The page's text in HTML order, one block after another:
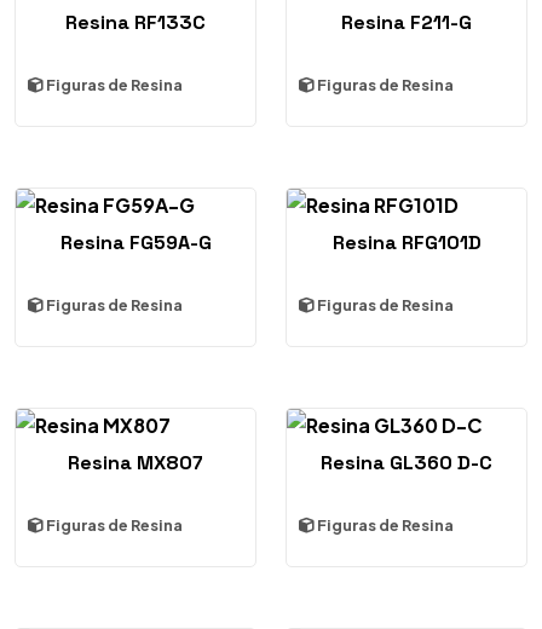
Resina RF133C
Figuras de Resina
Resina F211-G
Figuras de Resina
Resina FG59A-G
Figuras de Resina
Resina RFG101D
Figuras de Resina
Resina MX807
Figuras de Resina
Resina GL360 D-C
Figuras de Resina